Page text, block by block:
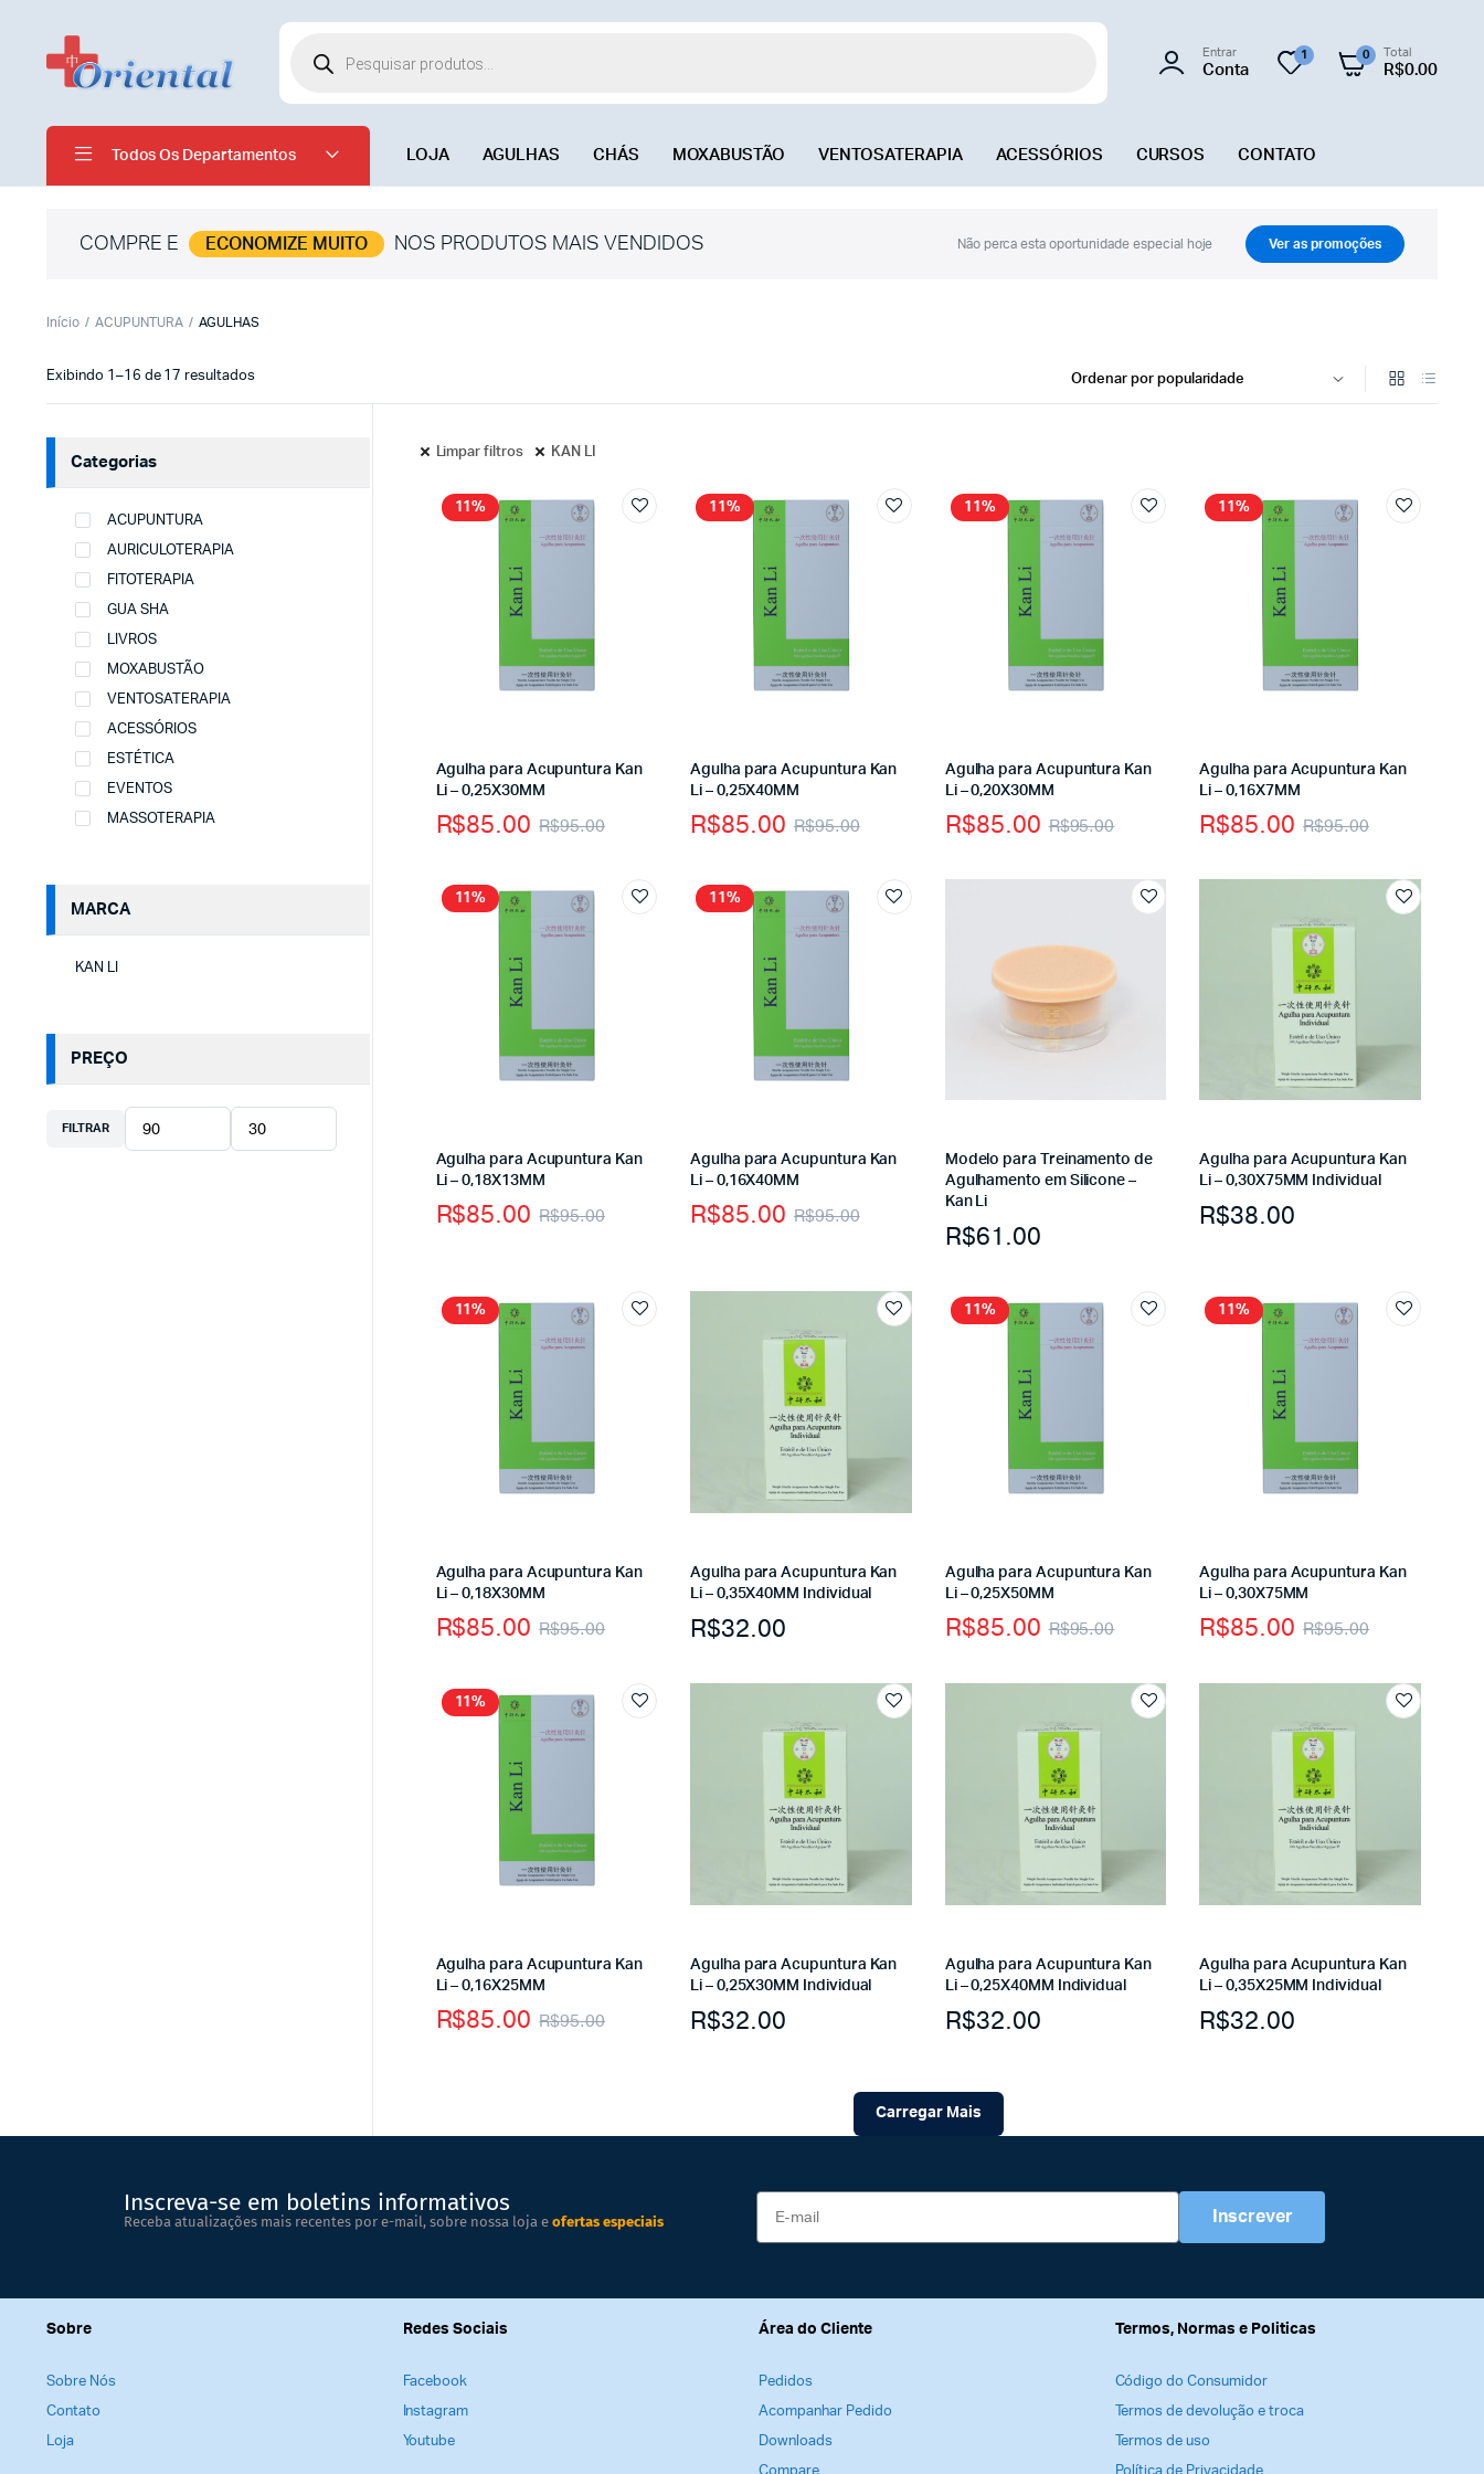
Entrar
Conta
1 0 Total
R$0.00
Todos Os Departamentos LOJA AGULHAS CHÁS MOXABUSTÃO VENTOSATERAPIA ACESSÓRIOS CURSOS CONTATO
COMPRE E ECONOMIZE MUITO NOS PRODUTOS MAIS VENDIDOS Não perca esta oportunidade especial hoje Ver as promoções
Início ACUPUNTURA AGULHAS
Exibindo 1–16 de 17 resultados
Limpar filtros KAN LI
11%
Agulha para Acupuntura Kan
Li – 0,25X30MM
R$95.00
R$85.00
11%
Agulha para Acupuntura Kan
Li – 0,25X40MM
R$95.00
R$85.00
11%
Agulha para Acupuntura Kan
Li – 0,20X30MM
R$95.00
R$85.00
11%
Agulha para Acupuntura Kan
Li – 0,16X7MM
R$95.00
R$85.00
11%
Agulha para Acupuntura Kan
Li – 0,18X13MM
R$95.00
R$85.00
11%
Agulha para Acupuntura Kan
Li – 0,16X40MM
R$95.00
R$85.00
Modelo para Treinamento de
Agulhamento em Silicone –
Kan Li
R$61.00
Agulha para Acupuntura Kan
Li – 0,30X75MM Individual
R$38.00
11%
Agulha para Acupuntura Kan
Li – 0,18X30MM
R$95.00
R$85.00
Agulha para Acupuntura Kan
Li – 0,35X40MM Individual
R$32.00
11%
Agulha para Acupuntura Kan
Li – 0,25X50MM
R$95.00
R$85.00
11%
Agulha para Acupuntura Kan
Li – 0,30X75MM
R$95.00
R$85.00
11%
Agulha para Acupuntura Kan
Li – 0,16X25MM
R$95.00
R$85.00
Agulha para Acupuntura Kan
Li – 0,25X30MM Individual
R$32.00
Agulha para Acupuntura Kan
Li – 0,25X40MM Individual
R$32.00
Agulha para Acupuntura Kan
Li – 0,35X25MM Individual
R$32.00
Carregar Mais
Categorias
ACUPUNTURA
AURICULOTERAPIA
FITOTERAPIA
GUA SHA
LIVROS
MOXABUSTÃO
VENTOSATERAPIA
ACESSÓRIOS
ESTÉTICA
EVENTOS
MASSOTERAPIA
MARCA
KAN LI
PREÇO
FILTRAR
Inscreva-se em boletins informativos
Receba atualizações mais recentes por e-mail, sobre nossa loja e ofertas especiais Inscrever
Sobre
Sobre Nós
Contato
Loja
Redes Sociais
Facebook
Instagram
Youtube
Área do Cliente
Pedidos
Acompanhar Pedido
Downloads
Compare
Termos, Normas e Politicas
Código do Consumidor
Termos de devolução e troca
Termos de uso
Política de Privacidade